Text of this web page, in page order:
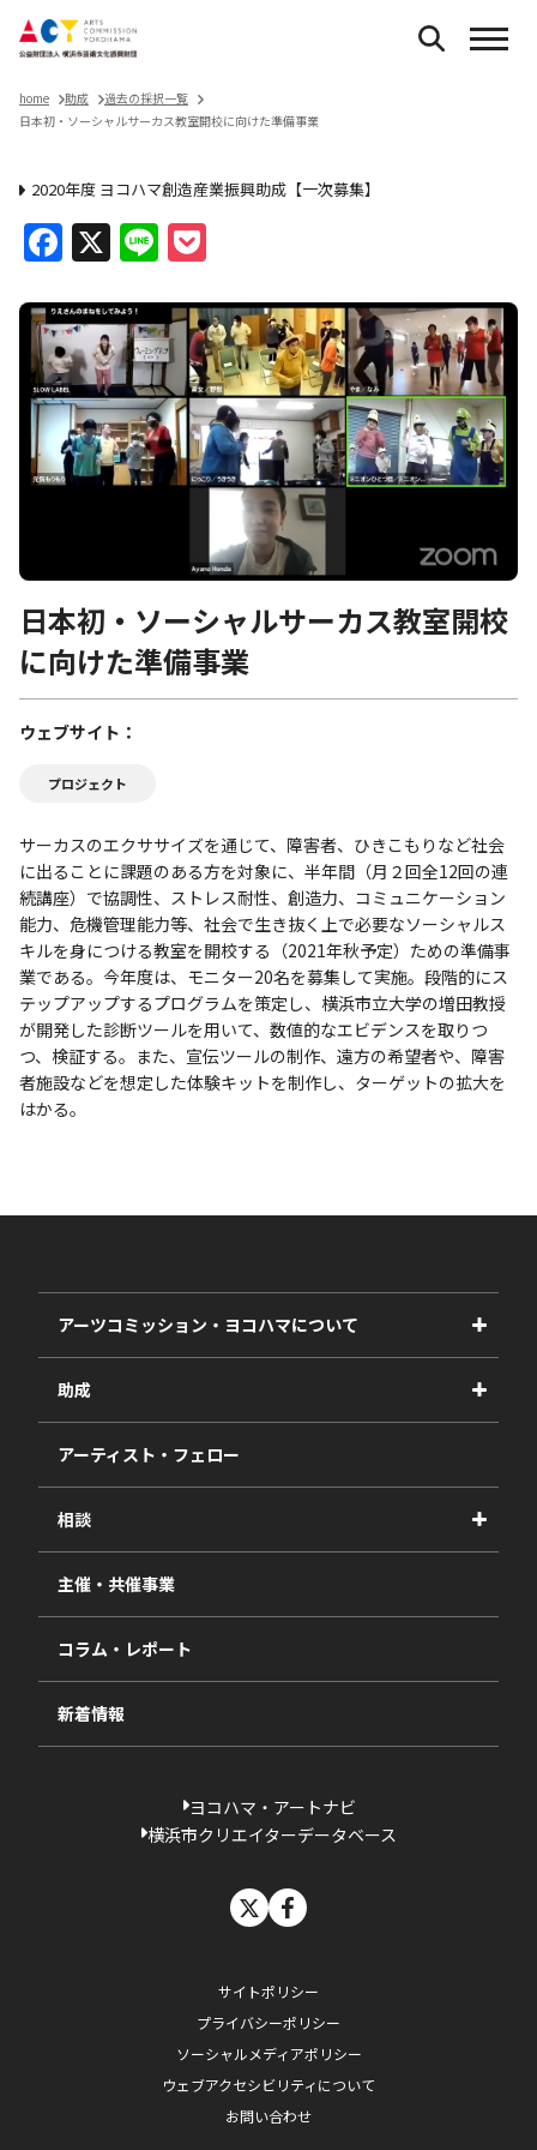
home 助成
過去の採択一覧
日本初・ソーシャルサーカス教室開校に向けた準備事業
2020年度 ヨコハマ創造産業振興助成【一次募集】
Facebook
X Line
日本初・ソーシャルサーカス教室開校
に向けた準備事業
ウェブサイト
プロジェクト
サーカスのエクササイズを通じて、障害者、ひきこもりなど社会
に出ることに課題のある方を対象に、半年間（月２回全12回の連
続講座）で協調性、ストレス耐性、創造力、コミュニケーション
能力、危機管理能力等、社会で生き抜く上で必要なソーシャルス
キルを身につける教室を開校する（2021年秋予定）ための準備事
業である。今年度は、モニター20名を募集して実施。段階的にス
テップアップするプログラムを策定し、横浜市立大学の増田教授
が開発した診断ツールを用いて、数値的なエビデンスを取りつ
つ、検証する。また、宣伝ツールの制作、遠方の希望者や、障害
者施設などを想定した体験キットを制作し、ターゲットの拡大を
はかる。
アーツコミッション・ヨコハマについて
事業紹介
事業報告書
助成
2027年度
2026年度
2025年度
2024年度
2023年度
過去の採択一覧
アーティスト・フェロー
相談
視察・ヒアリング・研究
相談依頼フォーム
主催・共催事業
コラム・レポート
新着情報
ヨコハマ・アートナビ
横浜市クリエイターデータベース
サイトポリシー
プライバシーポリシー
ソーシャルメディアポリシー
ウェブアクセシビリティについて
お問い合わせ